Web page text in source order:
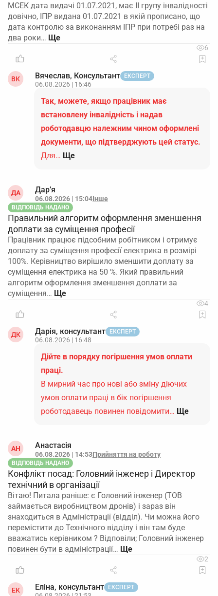
МСЕК дата видачі 01.07.2021, має ІІ групу інвалідності
довічно, ІПР видана 01.07.2021 в якій прописано, що
дата контролю за виконанням ІПР при потребі раз на
два роки…
6
ВК Вячеслав, Консультант ЕКСПЕРТ
06.08.2026 | 16:46
Так, можете, якщо працівник має
встановлену інвалідність і надав
роботодавцю належним чином оформлені
документи, що підтверджують цей статус.
Для… Ще
ДА Дар’я
06.08.2026 | 15:04Інше
ВІДПОВІДЬ НАДАНО
Правильний алгоритм оформлення зменшення
доплати за суміщення професії
Працівник працює підсобним робітником і отримує
доплату за суміщення професії електрика в розмірі
100%. Керівництво вирішило зменшити доплату за
суміщення електрика на 50 %. Який правильний
алгоритм оформлення зменшення доплати за
суміщення…
4
ДК Дарія, консультант ЕКСПЕРТ
06.08.2026 | 16:48
Дійте в порядку погіршення умов оплати
праці.
В мирний час про нові або зміну діючих
умов оплати праці в бік погіршення
роботодавець повинен повідомити… Ще
АН Анастасія
06.08.2026 | 14:53Прийняття на роботу
ВІДПОВІДЬ НАДАНО
Конфлікт посад: Головний інженер і Директор
технічний в організації
Вітаю! Питала раніше: є Головний інженер (ТОВ
займається виробництвом дронів) і зараз він
знаходиться в Адміністрації (відділ). Чи можна його
перемістити до Технічного відділу і він там буде
вважатись керівником ? Відповіли; Головний інженер
повинен бути в адміністрації…
2
ЕК Еліна, консультант ЕКСПЕРТ